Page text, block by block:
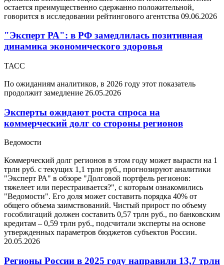
остается преимущественно сдержанно положительной,
говорится в исследовании рейтингового агентства 09.06.2026
"Эксперт РА": в РФ замедлилась позитивная
динамика экономического здоровья
ТАСС
По ожиданиям аналитиков, в 2026 году этот показатель
продолжит замедление 26.05.2026
Эксперты ожидают роста спроса на
коммерческий долг со стороны регионов
Ведомости
Коммерческий долг регионов в этом году может вырасти на 1
трлн руб. с текущих 1,1 трлн руб., прогнозируют аналитики
"Эксперт РА" в обзоре "Долговой портфель регионов:
тяжелеет или перестраивается?", с которым ознакомились
"Ведомости". Его доля может составить порядка 40% от
общего объема заимствований. Чистый прирост по объему
гособлигаций должен составить 0,57 трлн руб., по банковским
кредитам – 0,59 трлн руб., подсчитали эксперты на основе
утвержденных параметров бюджетов субъектов России.
20.05.2026
Регионы России в 2025 году направили 13,7 трлн